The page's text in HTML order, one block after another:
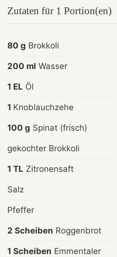
Zutaten für 1 Portion(en)
80 g Brokkoli
200 ml Wasser
1 EL Öl
1 Knoblauchzehe
100 g Spinat (frisch)
gekochter Brokkoli
1 TL Zitronensaft
Salz
Pfeffer
2 Scheiben Roggenbrot
1 Scheiben Emmentaler